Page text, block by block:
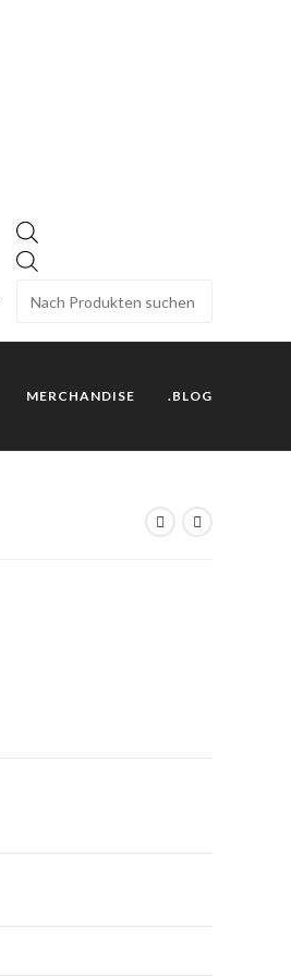
MERCHANDISE .BLOG